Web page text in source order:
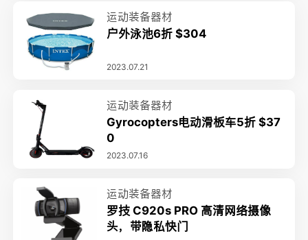
运动装备器材
户外泳池6折 $304
2023.07.21
运动装备器材
Gyrocopters电动滑板车5折 $37
0
2023.07.16
运动装备器材
罗技 C920s PRO 高清网络摄像
头，带隐私快门